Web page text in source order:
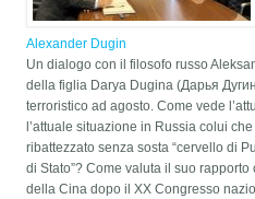
Alexander Dugin
Un dialogo con il filosofo russo
della figlia Darya Dugina (Дарья
terroristico ad agosto. Come vede
l’attuale situazione in Russia colui
ribattezzato senza sosta “cervello di
di Stato”? Come valuta il suo
della Cina dopo il XX Congresso